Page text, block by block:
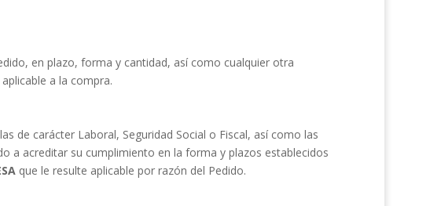
en plazo, forma y cantidad, así como cualquier otra
a la compra.
de carácter Laboral, Seguridad Social o Fiscal, así como las
a acreditar su cumplimiento en la forma y plazos establecidos
que le resulte aplicable por razón del Pedido.